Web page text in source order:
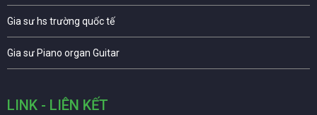
Gia sư hs trường quốc tế
Gia sư Piano organ Guitar
LINK - LIÊN KẾT